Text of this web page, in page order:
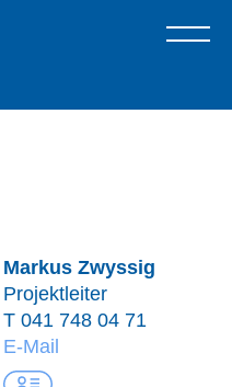
Markus Zwyssig
Projektleiter
T 041 748 04 71
E-Mail